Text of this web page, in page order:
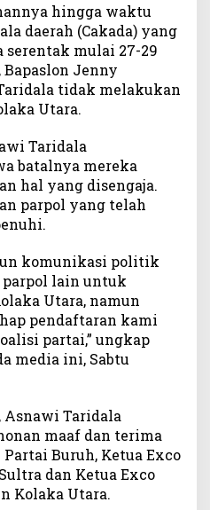
hingga waktu
daerah (Cakada) yang
serentak mulai 27-29
Bapaslon Jenny
tidak melakukan
Utara.
Taridala
batalnya mereka
hal yang disengaja.
parpol yang telah
komunikasi politik
parpol lain untuk
Utara, namun
pendaftaran kami
partai,” ungkap
media ini, Sabtu
Asnawi Taridala
maaf dan terima
Buruh, Ketua Exco
dan Ketua Exco
Kolaka Utara.